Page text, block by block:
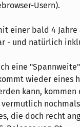
Usern).
einer bald 4
- und natürlich
eine
wieder eines
kann, kommen
vermutlich
die doch recht